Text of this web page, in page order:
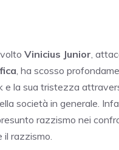
Vinicius Junior ,
, ha scosso
e la sua tristezza
società in generale.
razzismo nei
razzismo.